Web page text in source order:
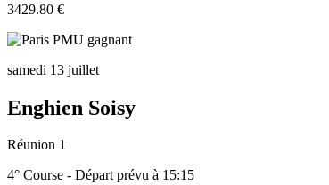
3429.80 €
samedi 13 juillet
Enghien Soisy
Réunion 1
4° Course - Départ prévu à 15:15